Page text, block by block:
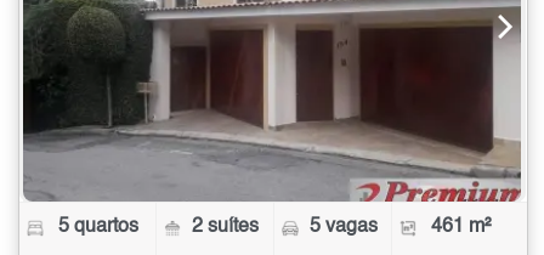
5 quartos 2 suítes 5 vagas 461 m²